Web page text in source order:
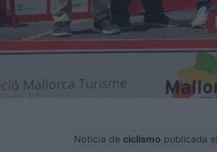
Noticia de ciclismo publicada el